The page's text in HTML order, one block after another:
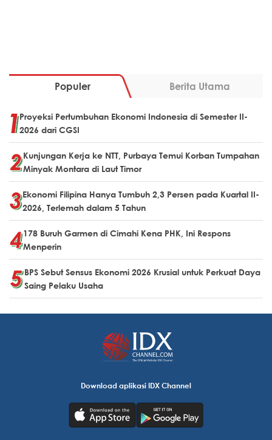
Populer Berita Utama
Proyeksi Pertumbuhan Ekonomi Indonesia di Semester II-
2026 dari CGSI
Kunjungan Kerja ke NTT, Purbaya Temui Korban Tumpahan
Minyak Montara di Laut Timor
Ekonomi Filipina Hanya Tumbuh 2,3 Persen pada Kuartal II-
2026, Terlemah dalam 5 Tahun
178 Buruh Garmen di Cimahi Kena PHK, Ini Respons
Menperin
BPS Sebut Sensus Ekonomi 2026 Krusial untuk Perkuat Daya
Saing Pelaku Usaha
Download aplikasi IDX Channel